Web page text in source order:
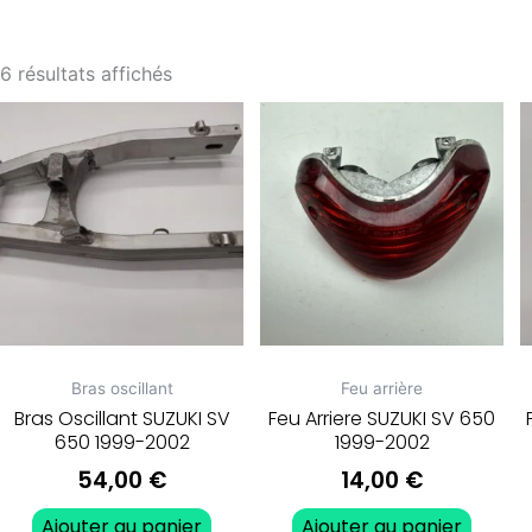
6 résultats affichés
Bras oscillant
Bras Oscillant SUZUKI SV
650 1999-2002
54,00 €
Feu arrière
Feu Arriere SUZUKI SV 650
1999-2002
14,00 €